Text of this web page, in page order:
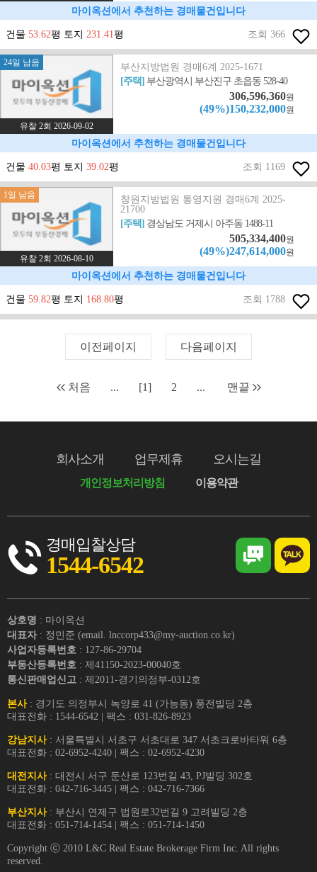
마이옥션에서 추천하는 경매물건입니다
건물 53.62평 토지 231.41평 조회 366
24일 남음
유찰 2회 2026-09-02
부산지방법원 경매6계 2025-1671
[주택] 부산광역시 부산진구 초읍동 528-40
306,596,360원
(49%)150,232,000원
마이옥션에서 추천하는 경매물건입니다
건물 40.03평 토지 39.02평 조회 1169
1일 남음
유찰 2회 2026-08-10
창원지방법원 통영지원 경매6계 2025-
21700
[주택] 경상남도 거제시 아주동 1488-11
505,334,400원
(49%)247,614,000원
마이옥션에서 추천하는 경매물건입니다
건물 59.82평 토지 168.80평 조회 1788
이전페이지 다음페이지
처음 ... [1] 2 ... 맨끝
회사소개 업무제휴 오시는길
개인정보처리방침 이용약관
경매입찰상담
1544-6542
상호명 : 마이옥션
대표자 : 정민준 (email. lnccorp433@my-auction.co.kr)
사업자등록번호 : 127-86-29704
부동산등록번호 : 제41150-2023-00040호
통신판매업신고 : 제2011-경기의정부-0312호
본사: 경기도 의정부시 녹양로 41 (가능동) 풍전빌딩 2층
대표전화 : 1544-6542 | 팩스 : 031-826-8923
강남지사: 서울특별시 서초구 서초대로 347 서초크로바타워 6층
대표전화 : 02-6952-4240 | 팩스 : 02-6952-4230
대전지사: 대전시 서구 둔산로 123번길 43, PJ빌딩 302호
대표전화 : 042-716-3445 | 팩스 : 042-716-7366
부산지사: 부산시 연제구 법원로32번길 9 고려빌딩 2층
대표전화 : 051-714-1454 | 팩스 : 051-714-1450
Copyright ⓒ 2010 L&C Real Estate Brokerage Firm Inc. All rights
reserved.